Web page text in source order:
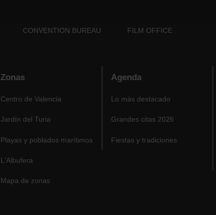
CONVENTION BUREAU FILM OFFICE
Zonas
Centro de Valencia
Jardín del Turia
Playas y poblados marítimos
L'Albufera
Mapa de zonas
Agenda
Lo más destacado
Grandes citas 2026
Fiestas y tradiciones